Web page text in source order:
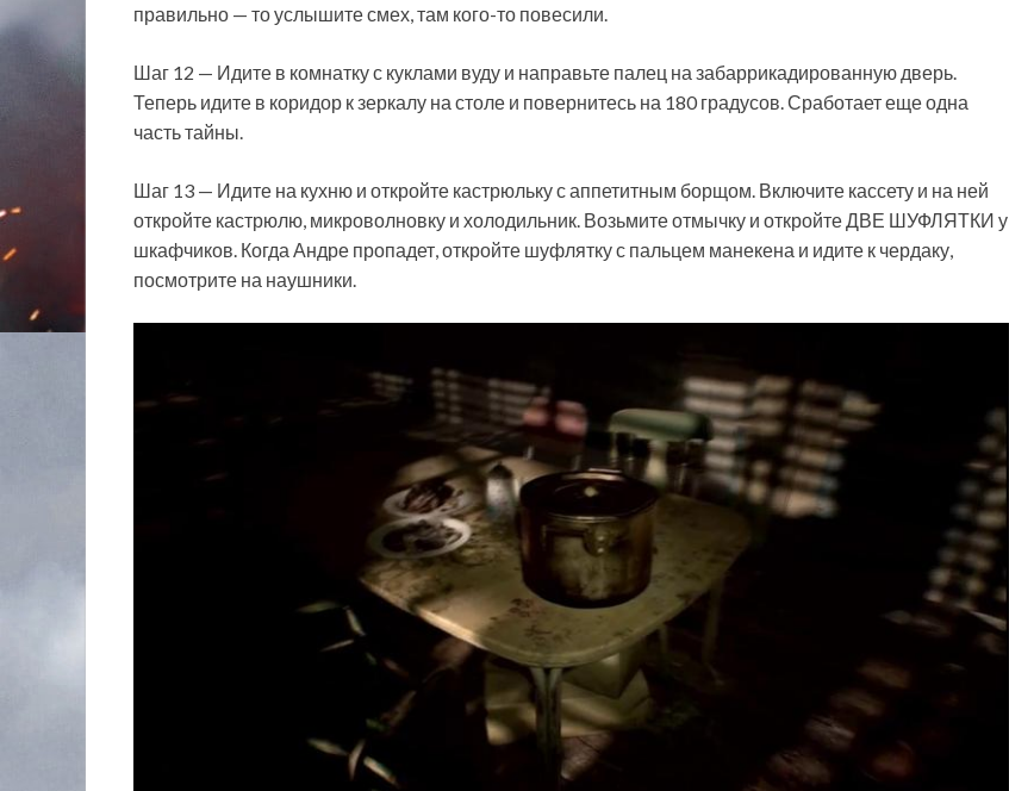
правильно — то услышите смех, там кого-то повесили.
Шаг 12 — Идите в комнатку с куклами вуду и направьте палец на забаррикадированную дверь.
Теперь идите в коридор к зеркалу на столе и повернитесь на 180 градусов. Сработает еще одна
часть тайны.
Шаг 13 — Идите на кухню и откройте кастрюльку с аппетитным борщом. Включите кассету и на ней
откройте кастрюлю, микроволновку и холодильник. Возьмите отмычку и откройте ДВЕ ШУФЛЯТКИ у
шкафчиков. Когда Андре пропадет, откройте шуфлятку с пальцем манекена и идите к чердаку,
посмотрите на наушники.